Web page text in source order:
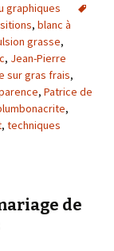
graphiques
, blanc à
grasse,
, Jean-Pierre
sur gras frais,
, Patrice de
,
, techniques
de